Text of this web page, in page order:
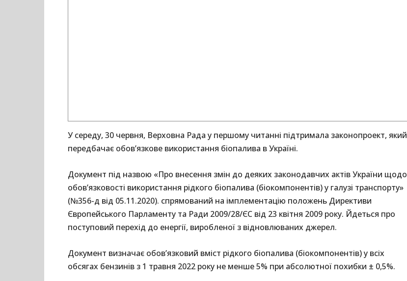
У середу, 30 червня, Верховна Рада у першому читанні підтримала законопроект, який
передбачає обов’язкове використання біопалива в Україні.
Документ під назвою «Про внесення змін до деяких законодавчих актів України щодо
обов’язковості використання рідкого біопалива (біокомпонентів) у галузі транспорту»
(№356-д від 05.11.2020). спрямований на імплементацію положень Директиви
Європейського Парламенту та Ради 2009/28/ЄС від 23 квітня 2009 року. Йдеться про
поступовий перехід до енергії, виробленої з відновлюваних джерел.
Документ визначає обов’язковий вміст рідкого біопалива (біокомпонентів) у всіх
обсягах бензинів з 1 травня 2022 року не менше 5% при абсолютної похибки ± 0,5%.